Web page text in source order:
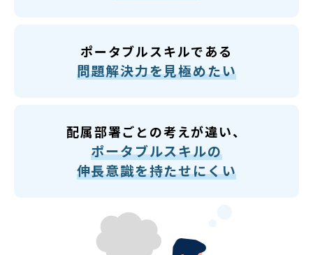
ポータブルスキルである
問題解決力を見極めたい
配属部署ごとの考えが違い、
ポータブルスキルの
伸長意識を持たせにくい